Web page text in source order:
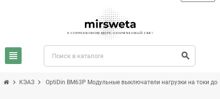
view_headline search
chevron_right КЭАЗ chevron_right OptiDin BM63P Модульные выключатели нагрузки на токи до